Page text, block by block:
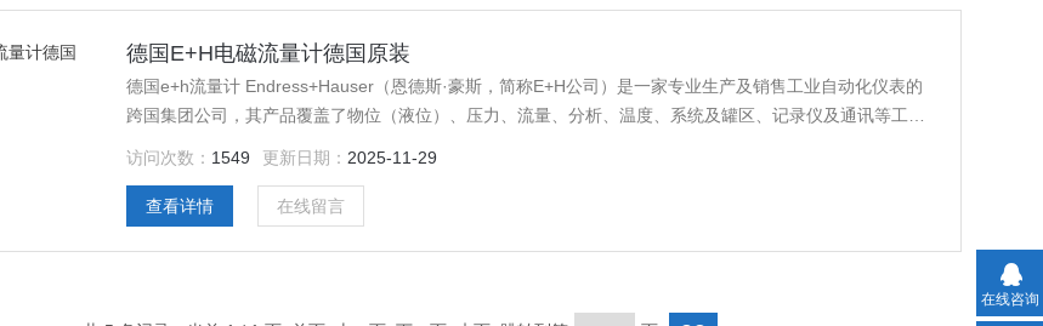
德国E+H电磁流量计德国原装
德国e+h流量计 Endress+Hauser（恩德斯·豪斯，简称E+H公司）是一家专业生产及销售工业自动化仪表的
跨国集团公司，其产品覆盖了物位（液位）、压力、流量、分析、温度、系统及罐区、记录仪及通讯等工业
访问次数： 1549 更新日期： 2025-11-29
查看详情 在线留言
在线咨询